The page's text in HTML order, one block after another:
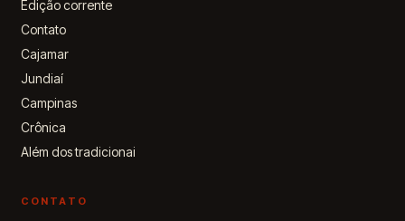
Edição corrente
Contato
Cajamar
Jundiaí
Campinas
Crônica
Além dos tradicionai
CONTATO